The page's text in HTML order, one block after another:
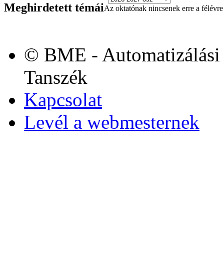
Meghirdetett témáiAz oktatónak nincsenek erre a
© BME -
Tanszék
Kapcsolat
Levél a webmesternek